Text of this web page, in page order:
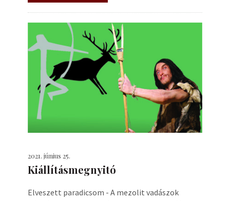
2021. június 25.
Kiállításmegnyitó
Elveszett paradicsom - A mezolit vadászok